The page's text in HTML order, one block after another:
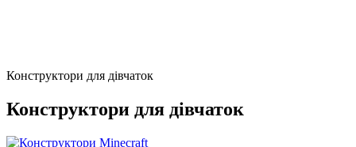
Конструктори для дівчаток
Конструктори для дівчаток